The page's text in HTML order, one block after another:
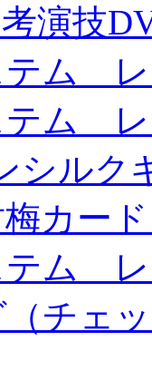
演技
テム
テム
シル
カー
テム
チェ